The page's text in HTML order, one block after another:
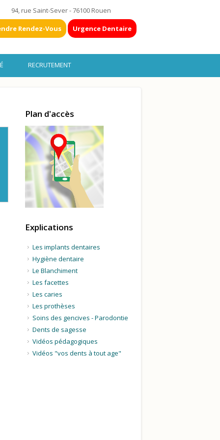
94, rue Saint-Sever - 76100 Rouen
Rendez-Vous Urgence Dentaire
RECRUTEMENT
Plan d'accès
Explications
Les implants dentaires
Hygiène dentaire
Le Blanchiment
Les facettes
Les caries
Les prothèses
Soins des gencives - Parodontie
Dents de sagesse
Vidéos pédagogiques
Vidéos "vos dents à tout age"